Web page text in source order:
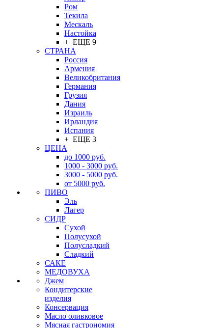
Ром
Текила
Мескаль
Настойка
+ ЕЩЕ 9
СТРАНА
Россия
Армения
Великобритания
Германия
Грузия
Дания
Израиль
Ирландия
Испания
+ ЕЩЕ 3
ЦЕНА
до 1000 руб.
1000 - 3000 руб.
3000 - 5000 руб.
от 5000 руб.
ПИВО
Эль
Лагер
СИДР
Сухой
Полусухой
Полусладкий
Сладкий
САКЕ
МЕДОВУХА
Джем
Кондитерские
изделия
Консервация
Масло оливковое
Мясная гастрономия